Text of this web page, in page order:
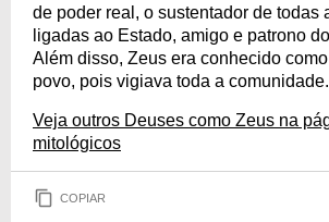
de poder real, o sustentador de todas
ligadas ao Estado, amigo e patrono
Além disso, Zeus era conhecido
povo, pois vigiava toda a comunidade.
Veja outros Deuses como Zeus na
mitológicos
COPIAR